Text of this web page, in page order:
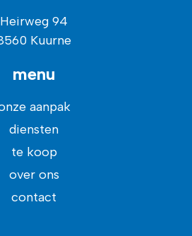
Heirweg 94
Kuurne
menu
aanpak
diensten
te koop
over ons
contact